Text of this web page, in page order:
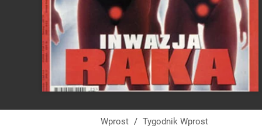
Wprost / Tygodnik Wprost